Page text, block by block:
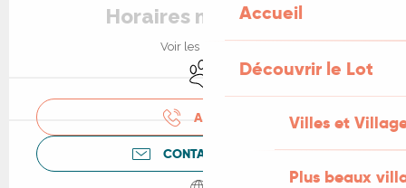
Accueil
Découvrir le Lot
Villes et
Plus beaux
Horaires non définis
Voir les horaires
Animaux acceptés
APPELER
CONTACTEZ-NOUS